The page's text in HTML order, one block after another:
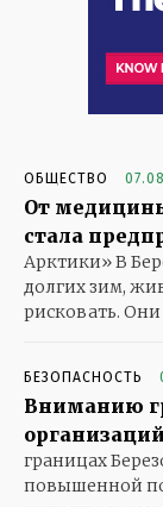
ОБЩЕСТВО
От
стала
Арктики» В
долгих зим,
рисковать.
БЕЗОПАСНОСТЬ
Вниманию
границах
повышенной